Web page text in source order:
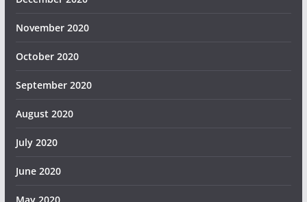
November 2020
October 2020
September 2020
August 2020
July 2020
June 2020